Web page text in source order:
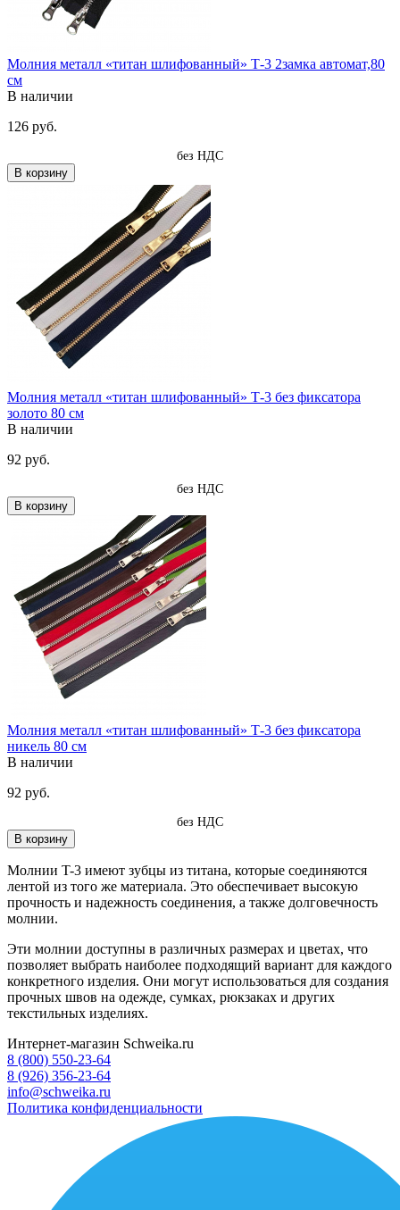
Молния металл «титан шлифованный» Т-3 2замка автомат,80
см
В наличии
126 руб.
без НДС
В корзину
Молния металл «титан шлифованный» Т-3 без фиксатора
золото 80 см
В наличии
92 руб.
без НДС
В корзину
Молния металл «титан шлифованный» Т-3 без фиксатора
никель 80 см
В наличии
92 руб.
без НДС
В корзину
Молнии T-3 имеют зубцы из титана, которые соединяются
лентой из того же материала. Это обеспечивает высокую
прочность и надежность соединения, а также долговечность
молнии.
Эти молнии доступны в различных размерах и цветах, что
позволяет выбрать наиболее подходящий вариант для каждого
конкретного изделия. Они могут использоваться для создания
прочных швов на одежде, сумках, рюкзаках и других
текстильных изделиях.
Интернет-магазин Schweika.ru
8 (800) 550-23-64
8 (926) 356-23-64
info@schweika.ru
Политика конфиденциальности